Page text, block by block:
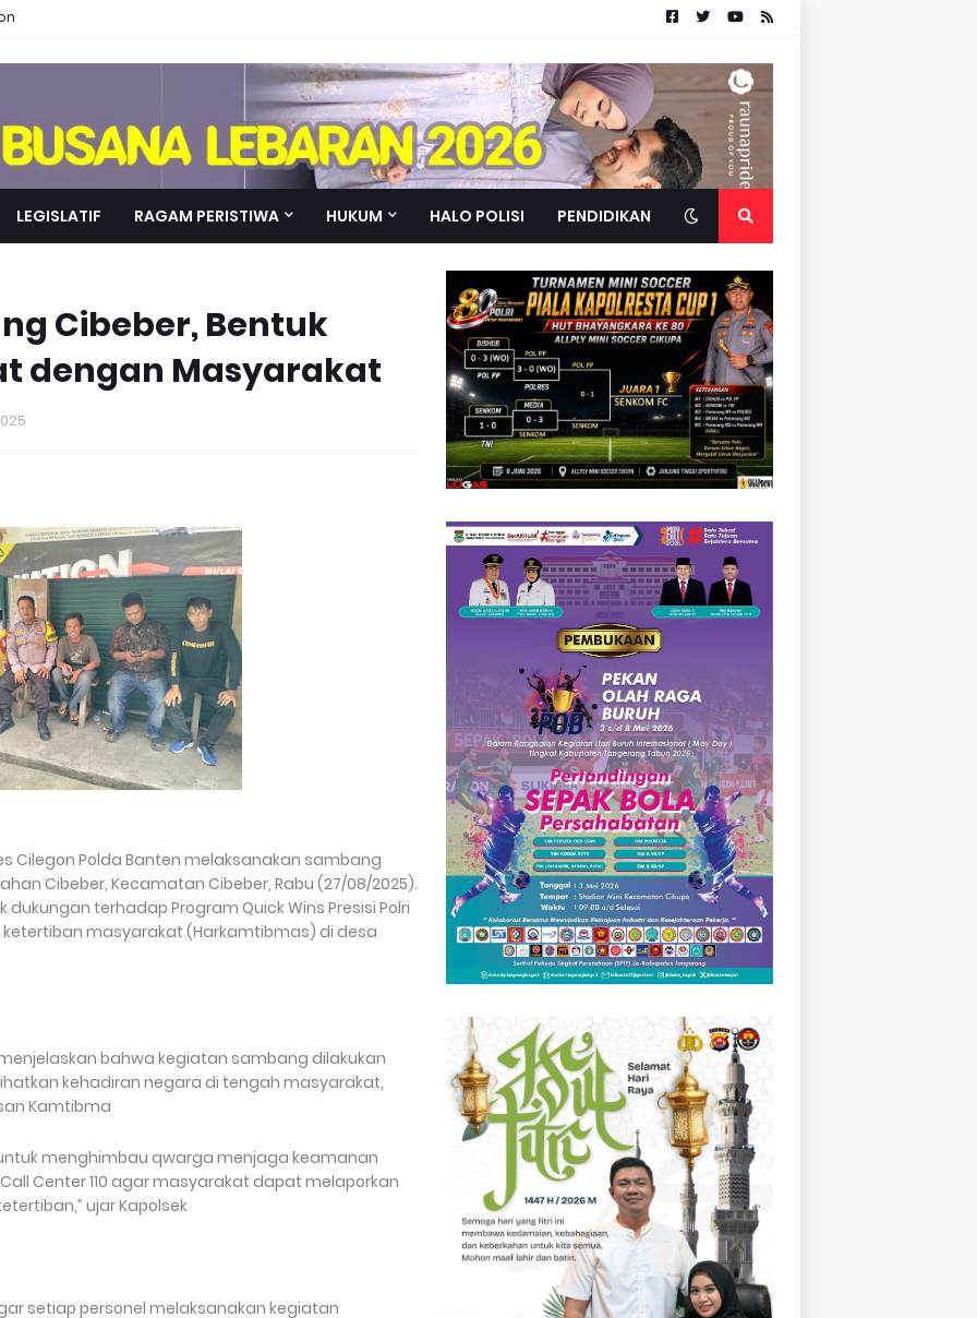
LEGISLATIF RAGAM PERISTIWA HUKUM HALO POLISI PENDIDIKAN
Cibeber, Bentuk
dengan Masyarakat
Cilegon Polda Banten melaksanakan sambang
Cibeber, Kecamatan Cibeber, Rabu (27/08/2025).
terhadap Program Quick Wins Presisi Polri
masyarakat (Harkamtibmas) di desa
menjelaskan bahwa kegiatan sambang dilakukan
kehadiran negara di tengah masyarakat,
Kamtibma
menghimbau qwarga menjaga keamanan
Center 110 agar masyarakat dapat melaporkan
ujar Kapolsek
setiap personel melaksanakan kegiatan